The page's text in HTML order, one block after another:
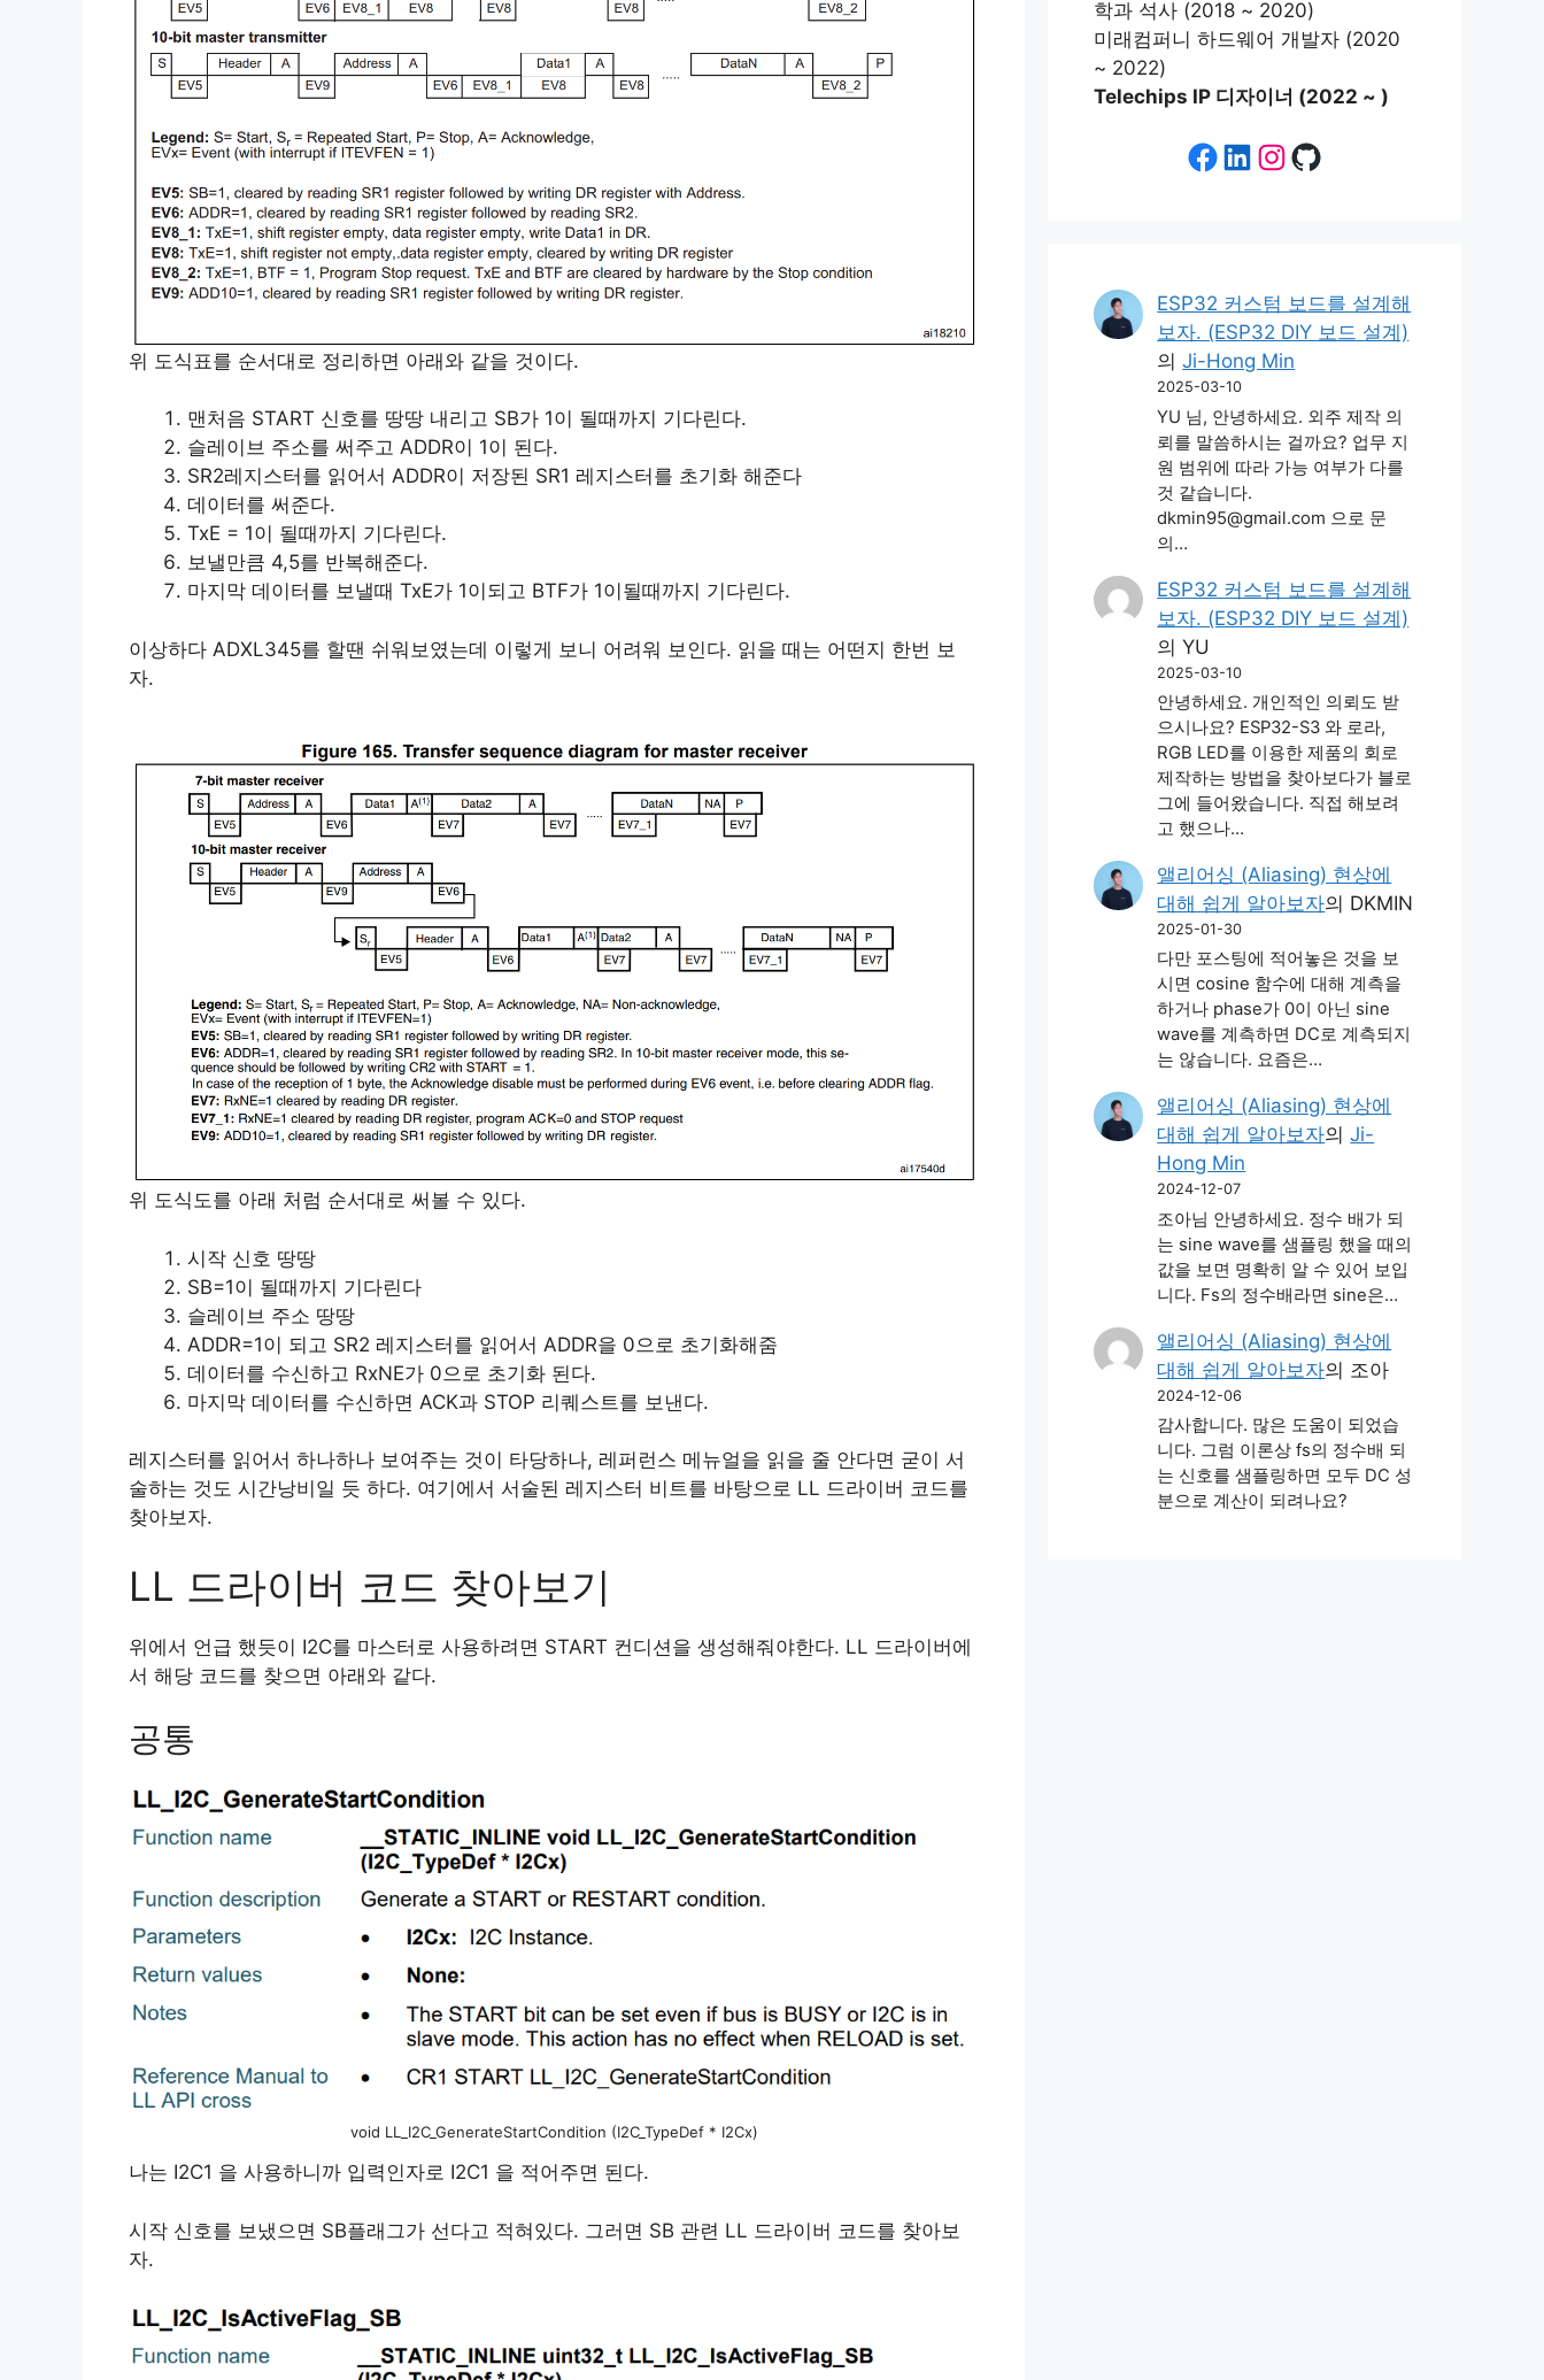
위 도식표를 순서대로 정리하면 아래와 같을 것이다.
맨처음 START 신호를 땅땅 내리고 SB가 1이 될때까지 기다린다.
슬레이브 주소를 써주고 ADDR이 1이 된다.
SR2레지스터를 읽어서 ADDR이 저장된 SR1 레지스터를 초기화 해준다
데이터를 써준다.
TxE = 1이 될때까지 기다린다.
보낼만큼 4,5를 반복해준다.
마지막 데이터를 보낼때 TxE가 1이되고 BTF가 1이될때까지 기다린다.
이상하다 ADXL345를 할땐 쉬워보였는데 이렇게 보니 어려워 보인다. 읽을 때는 어떤지 한번 보
자.
위 도식도를 아래 처럼 순서대로 써볼 수 있다.
시작 신호 땅땅
SB=1이 될때까지 기다린다
슬레이브 주소 땅땅
ADDR=1이 되고 SR2 레지스터를 읽어서 ADDR을 0으로 초기화해줌
데이터를 수신하고 RxNE가 0으로 초기화 된다.
마지막 데이터를 수신하면 ACK과 STOP 리퀘스트를 보낸다.
레지스터를 읽어서 하나하나 보여주는 것이 타당하나, 레퍼런스 메뉴얼을 읽을 줄 안다면 굳이 서
술하는 것도 시간낭비일 듯 하다. 여기에서 서술된 레지스터 비트를 바탕으로 LL 드라이버 코드를
찾아보자.
LL 드라이버 코드 찾아보기
위에서 언급 했듯이 I2C를 마스터로 사용하려면 START 컨디션을 생성해줘야한다. LL 드라이버에
서 해당 코드를 찾으면 아래와 같다.
공통
void LL_I2C_GenerateStartCondition (I2C_TypeDef * I2Cx)
나는 I2C1 을 사용하니까 입력인자로 I2C1 을 적어주면 된다.
시작 신호를 보냈으면 SB플래그가 선다고 적혀있다. 그러면 SB 관련 LL 드라이버 코드를 찾아보
자.
학과 석사 (2018 ~ 2020)
미래컴퍼니 하드웨어 개발자 (2020
~ 2022)
Telechips IP 디자이너 (2022 ~ )
Facebook
LinkedIn
Instagram
GitHub
ESP32 커스텀 보드를 설계해
보자. (ESP32 DIY 보드 설계)
의Ji-Hong Min
2025-03-10
YU 님, 안녕하세요. 외주 제작 의
뢰를 말씀하시는 걸까요? 업무 지
원 범위에 따라 가능 여부가 다를
것 같습니다.
dkmin95@gmail.com 으로 문
의…
ESP32 커스텀 보드를 설계해
보자. (ESP32 DIY 보드 설계)
의YU
2025-03-10
안녕하세요. 개인적인 의뢰도 받
으시나요? ESP32-S3 와 로라,
RGB LED를 이용한 제품의 회로
제작하는 방법을 찾아보다가 블로
그에 들어왔습니다. 직접 해보려
고 했으나…
앨리어싱 (Aliasing) 현상에
대해 쉽게 알아보자의 DKMIN
2025-01-30
다만 포스팅에 적어놓은 것을 보
시면 cosine 함수에 대해 계측을
하거나 phase가 0이 아닌 sine
wave를 계측하면 DC로 계측되지
는 않습니다. 요즘은…
앨리어싱 (Aliasing) 현상에
대해 쉽게 알아보자의Ji-
Hong Min
2024-12-07
조아님 안녕하세요. 정수 배가 되
는 sine wave를 샘플링 했을 때의
값을 보면 명확히 알 수 있어 보입
니다. Fs의 정수배라면 sine은…
앨리어싱 (Aliasing) 현상에
대해 쉽게 알아보자의 조아
2024-12-06
감사합니다. 많은 도움이 되었습
니다. 그럼 이론상 fs의 정수배 되
는 신호를 샘플링하면 모두 DC 성
분으로 계산이 되려나요?